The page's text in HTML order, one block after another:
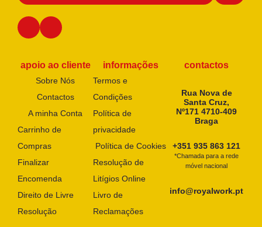
apoio ao cliente
Sobre Nós
Contactos
A minha Conta
Carrinho de
Compras
Finalizar
Encomenda
Direito de Livre
Resolução
informações
Termos e
Condições
Política de
privacidade
Política de Cookies
Resolução de
Litígios Online
Livro de
Reclamações
contactos
Rua Nova de
Santa Cruz,
Nº171 4710-409
Braga
+351 935 863 121
*Chamada para a rede
móvel nacional
info@royalwork.pt